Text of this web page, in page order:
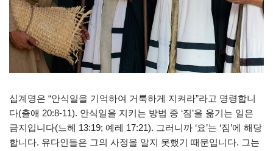
십계명은 “안식일을 기억하여 거룩하게 지켜라”라고 명령합니
다(출애 20:8-11). 안식일을 지키는 방법 중 ‘짐’을 옮기는 일은
금지입니다(느헤 13:19; 예레 17:21). 그러니까 ‘요’는 ‘짐’에 해당
합니다. 유다인들은 그의 사정을 알지 못했기 때문입니다. 그는